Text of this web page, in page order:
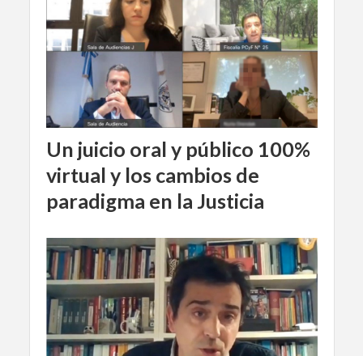
Un juicio oral y público 100%
virtual y los cambios de
paradigma en la Justicia